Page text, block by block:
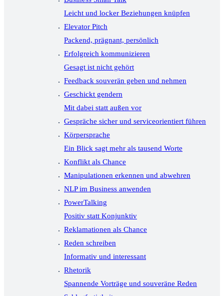
Leicht und locker Beziehungen knüpfen
Elevator Pitch
Packend, prägnant, persönlich
Erfolgreich kommunizieren
Gesagt ist nicht gehört
Feedback souverän geben und nehmen
Geschickt gendern
Mit dabei statt außen vor
Gespräche sicher und serviceorientiert führen
Körpersprache
Ein Blick sagt mehr als tausend Worte
Konflikt als Chance
Manipulationen erkennen und abwehren
NLP im Business anwenden
PowerTalking
Positiv statt Konjunktiv
Reklamationen als Chance
Reden schreiben
Informativ und interessant
Rhetorik
Spannende Vorträge und souveräne Reden